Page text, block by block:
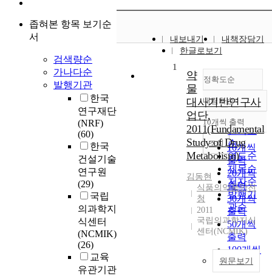
좁혀본 항목 보기순
서
검색량순
가나다순
발행기관
한국
연구재단
(NRF)
(60)
한국
건설기술
연구원
(29)
국립
의과학지
식센터
(NCMIK)
(26)
교육
유관기관
내보내기
내책장담기
한글로보기
정확도순
정확도
순
인기도
순
연도순
제목순
저자순
발행기
관순
내림차순
내림차순
10개씩 출력
10개씩
출력
20개씩
출력
30개씩
출력
50개씩
출력
100개씩
출력
조회
1
약
물
대사기반연구사
업단,
2011(Fundamental
Study of Drug
Metabolism)
김동현
식품의약품안전
청
2011
국립의과학지식
센터(NCMIK)
원문보기